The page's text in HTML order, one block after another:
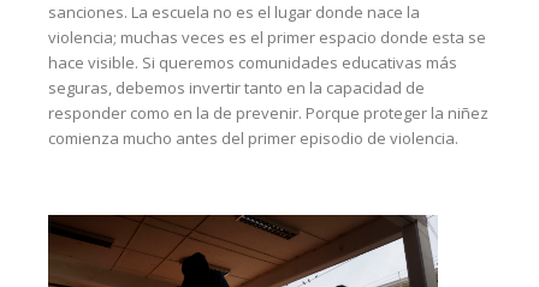
sanciones. La escuela no es el lugar donde nace la
violencia; muchas veces es el primer espacio donde esta se
hace visible. Si queremos comunidades educativas más
seguras, debemos invertir tanto en la capacidad de
responder como en la de prevenir. Porque proteger la niñez
comienza mucho antes del primer episodio de violencia.